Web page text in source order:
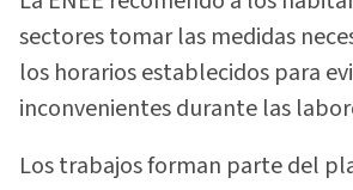
sectores tomar las medidas
los horarios establecidos para
inconvenientes durante las
Los trabajos forman parte del